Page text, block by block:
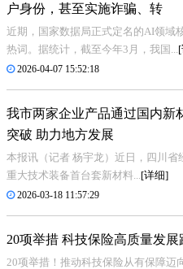
户身份，甚至实施诈骗、转
近期，国家数据局正式定名的AI领
热词。据统计，截至今年3月，我国...
2026-04-07 15:52:18
我市两家企业产品通过国内新
突破 助力地方发展
本报讯（记者 杨宇龙）近日，四川
重大技术装备首台套新材料... [详细]
2026-03-18 11:57:29
20项举措 科技保险高质量发
20项举措！推动科技保险从有保障迈